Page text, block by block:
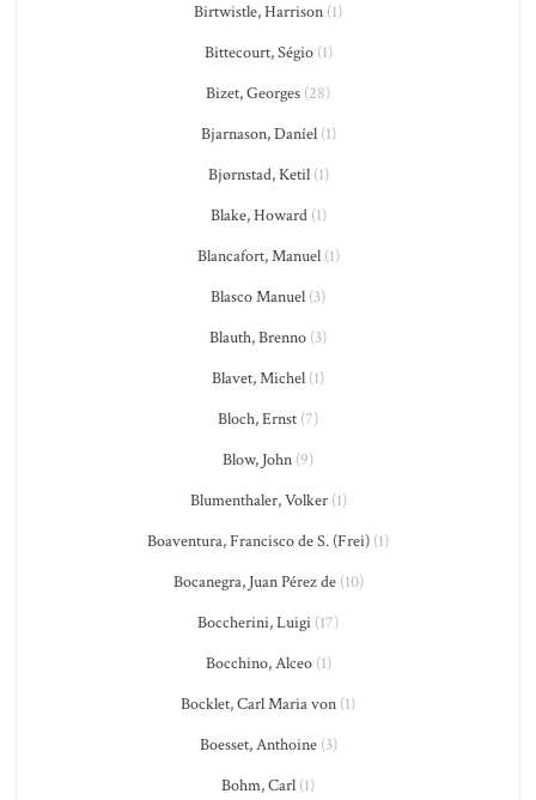
Birtwistle, Harrison (1)
Bittecourt, Ségio(1)
Bizet, Georges (28)
Bjarnason, Daníel(1)
Bjørnstad, Ketil(1)
Blake, Howard(1)
Blancafort, Manuel(1)
Blasco Manuel (3)
Blauth, Brenno (3)
Blavet, Michel (1)
Bloch, Ernst (7)
Blow, John (9)
Blumenthaler, Volker(1)
Boaventura, Francisco de S. (Frei) (1)
Bocanegra, Juan Pérez de(10)
Boccherini, Luigi (17)
Bocchino, Alceo(1)
Bocklet, Carl Maria von (1)
Boesset, Anthoine(3)
Bohm, Carl (1)